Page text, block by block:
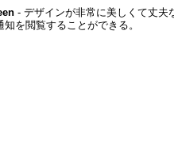
- デザインが非常に美しくて丈夫
を閲覧することができる。